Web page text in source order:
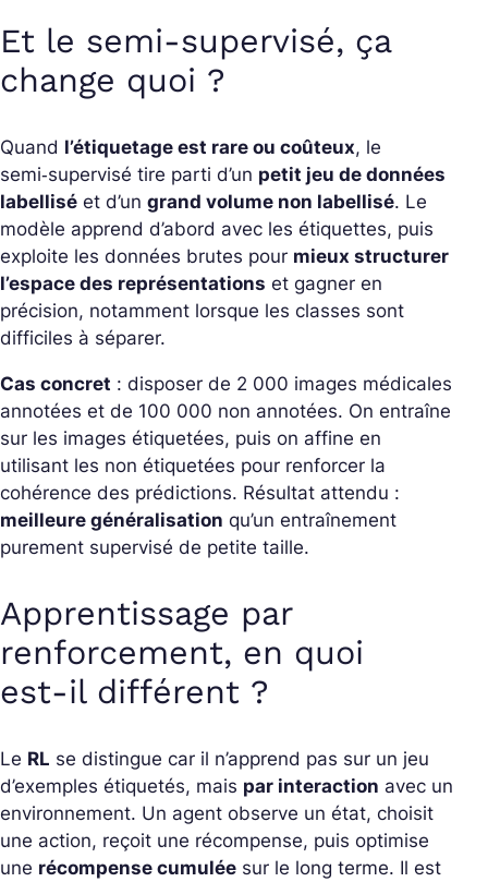
Et le semi‑supervisé, ça
change quoi ?
Quand l’étiquetage est rare ou coûteux, le
semi‑supervisé tire parti d’un petit jeu de données
labellisé et d’un grand volume non labellisé. Le
modèle apprend d’abord avec les étiquettes, puis
exploite les données brutes pour mieux structurer
l’espace des représentations et gagner en
précision, notamment lorsque les classes sont
difficiles à séparer.
Cas concret : disposer de 2 000 images médicales
annotées et de 100 000 non annotées. On entraîne
sur les images étiquetées, puis on affine en
utilisant les non étiquetées pour renforcer la
cohérence des prédictions. Résultat attendu :
meilleure généralisation qu’un entraînement
purement supervisé de petite taille.
Apprentissage par
renforcement, en quoi
est‑il différent ?
Le RL se distingue car il n’apprend pas sur un jeu
d’exemples étiquetés, mais par interaction avec un
environnement. Un agent observe un état, choisit
une action, reçoit une récompense, puis optimise
une récompense cumulée sur le long terme. Il est